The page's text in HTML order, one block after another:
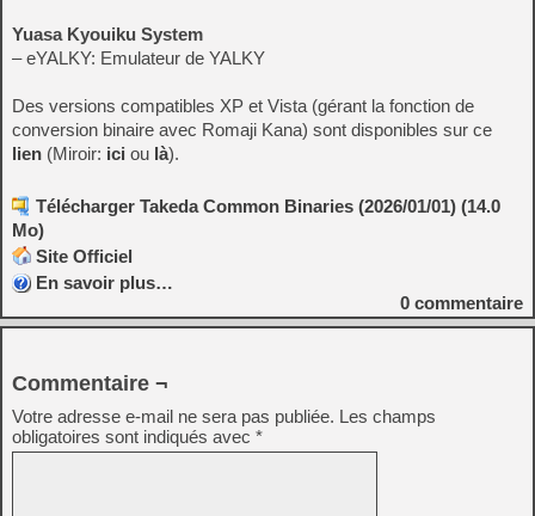
Yuasa Kyouiku System
– eYALKY: Emulateur de YALKY
Des versions compatibles XP et Vista (gérant la fonction de
conversion binaire avec Romaji Kana) sont disponibles sur ce
lien (Miroir: ici ou là).
Télécharger Takeda Common Binaries (2026/01/01) (14.0
Mo)
Site Officiel
En savoir plus…
0 commentaire
Commentaire ¬
Votre adresse e-mail ne sera pas publiée. Les champs
obligatoires sont indiqués avec *